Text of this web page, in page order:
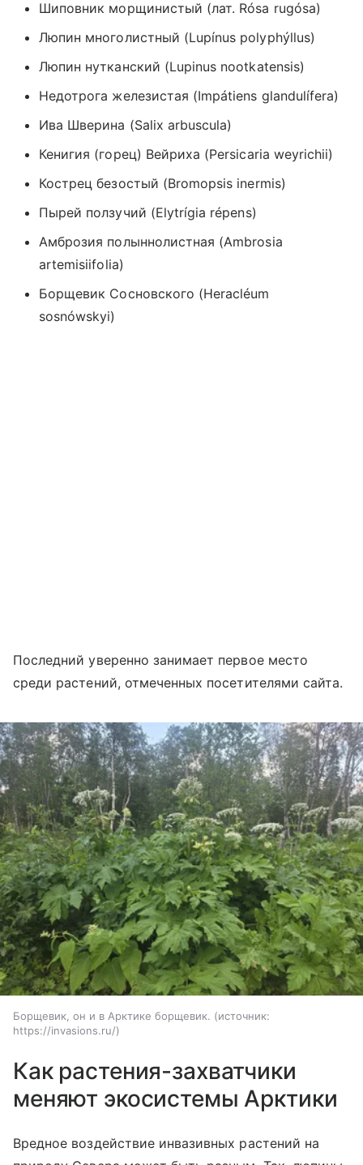
Шиповник морщинистый (лат. Rósa rugósa)
Люпин многолистный (Lupínus polyphýllus)
Люпин нутканский (Lupinus nootkatensis)
Недотрога железистая (Impátiens glandulífera)
Ива Шверина (Salix arbuscula)
Кенигия (горец) Вейриха (Persicaria weyrichii)
Кострец безостый (Bromopsis inermis)
Пырей ползучий (Elytrígia répens)
Амброзия полыннолистная (Ambrosia
artemisiifolia)
Борщевик Сосновского (Heracléum
sosnówskyi)
Последний уверенно занимает первое место
среди растений, отмеченных посетителями сайта.
Борщевик, он и в Арктике борщевик.
источник:
https://invasions.ru/
Как растения-захватчики
меняют экосистемы Арктики
Вредное воздействие инвазивных растений на